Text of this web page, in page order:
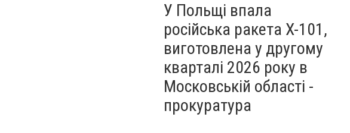
У Польщі впала
російська ракета X-101,
виготовлена у другому
кварталі 2026 року в
Московській області -
прокуратура